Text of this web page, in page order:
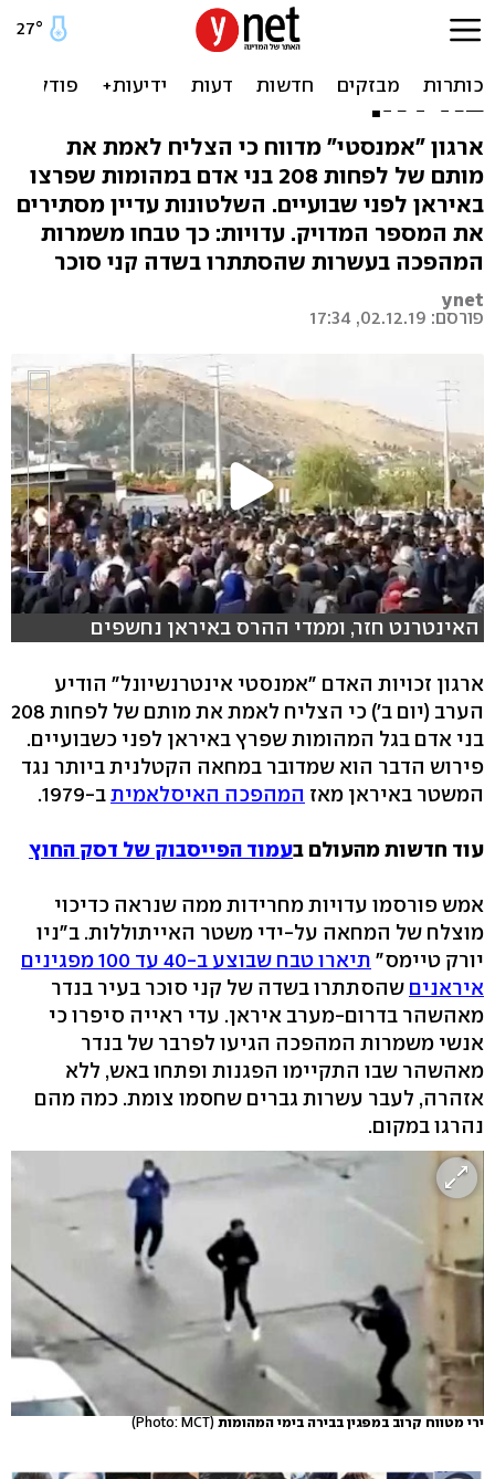
המחאה הקטלנית מאז
המהפכה: "208 נהרגו
באיראן"
ארגון "אמנסטי" מדווח כי הצליח לאמת את
מותם של לפחות 208 בני אדם במהומות שפרצו
באיראן לפני שבועיים. השלטונות עדיין מסתירים
את המספר המדויק. עדויות: כך טבחו משמרות
המהפכה בעשרות שהסתתרו בשדה קני סוכר
ynet
פורסם: 02.12.19, 17:34
האינטרנט חזר, וממדי ההרס באיראן נחשפים
ארגון זכויות האדם "אמנסטי אינטרנשיונל" הודיע
הערב (יום ב') כי הצליח לאמת את מותם של לפחות 208
בני אדם בגל המהומות שפרץ באיראן לפני כשבועיים.
פירוש הדבר הוא שמדובר במחאה הקטלנית ביותר נגד
המשטר באיראן מאז המהפכה האיסלאמיתב-1979.
עוד חדשות מהעולם בעמוד הפייסבוק של דסק החוץ
אמש פורסמו עדויות מחרידות ממה שנראה כדיכוי
מוצלח של המחאה על-ידי משטר האייתוללות. ב"ניו
יורק טיימס"
תיארו טבח שבוצע ב-40 עד 100 מפגינים
איראנים שהסתתרו בשדה של קני סוכר בעיר בנדר
מאהשהר בדרום-מערב איראן. עדי ראייה סיפרו כי
אנשי משמרות המהפכה הגיעו לפרבר של בנדר
מאהשהר שבו התקיימו הפגנות ופתחו באש, ללא
אזהרה, לעבר עשרות גברים שחסמו צומת. כמה מהם
נהרגו במקום.
ירי מטווח קרוב במפגין בבירה בימי המהומות (Photo: MCT)